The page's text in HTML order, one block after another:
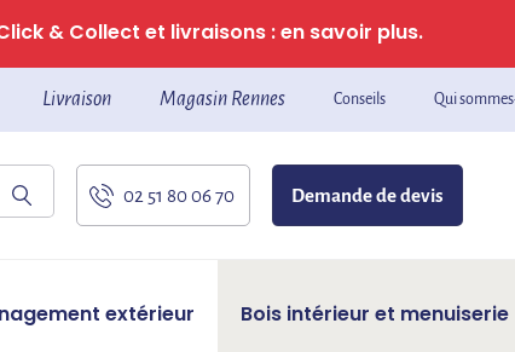
& Collect et livraisons : en savoir plus.
Livraison Magasin Rennes Conseils Qui
02 51 80 06 70 Demande de devis
extérieur Bois intérieur et menuiserie